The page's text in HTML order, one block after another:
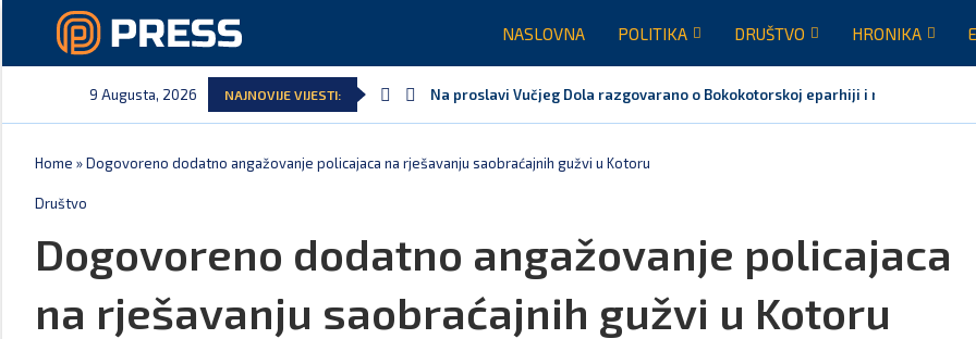
NASLOVNA POLITIKA DRUŠTVO HRONIKA
9 Augusta, 2026 NAJNOVIJE VIJESTI: Na proslavi Vučjeg Dola razgovarano o Bokokotorskoj eparhiji i mogućem
Home »Dogovoreno dodatno angažovanje policajaca na rješavanju saobraćajnih gužvi u Kotoru
Društvo
Dogovoreno dodatno angažovanje policajaca
na rješavanju saobraćajnih gužvi u Kotoru